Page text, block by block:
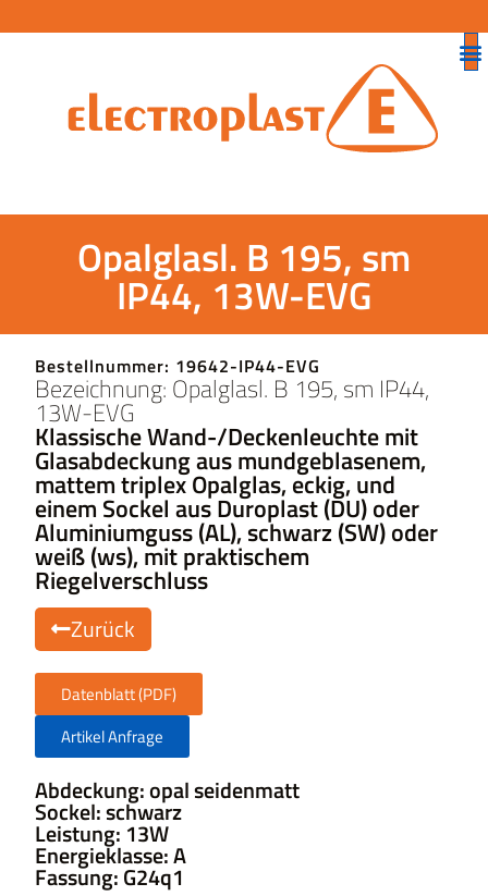
Opalglasl. B 195, sm
IP44, 13W-EVG
Bestellnummer: 19642-IP44-EVG
Bezeichnung: Opalglasl. B 195, sm IP44,
13W-EVG
Klassische Wand-/Deckenleuchte mit
Glasabdeckung aus mundgeblasenem,
mattem triplex Opalglas, eckig, und
einem Sockel aus Duroplast (DU) oder
Aluminiumguss (AL), schwarz (SW) oder
weiß (ws), mit praktischem
Riegelverschluss
Zurück
Datenblatt (PDF)
Artikel Anfrage
Abdeckung: opal seidenmatt
Sockel: schwarz
Leistung: 13W
Energieklasse: A
Fassung: G24q1